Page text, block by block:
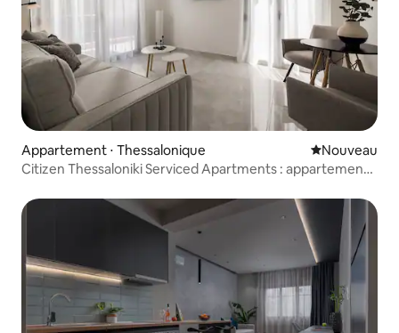
Appartement ⋅ Thessalonique Nouvel
Nouveau
Citizen Thessaloniki Serviced Apartments : appartement 1